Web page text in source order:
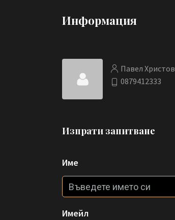
Информация
Павел Христов
0879412333
Изпрати запитване
Име
Имейл